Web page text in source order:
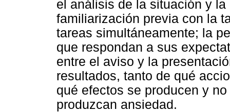
el análisis de la situación y
familiarización previa con la
tareas simultáneamente; la
que respondan a sus
entre el aviso y la
resultados, tanto de qué
qué efectos se producen y
produzcan ansiedad.